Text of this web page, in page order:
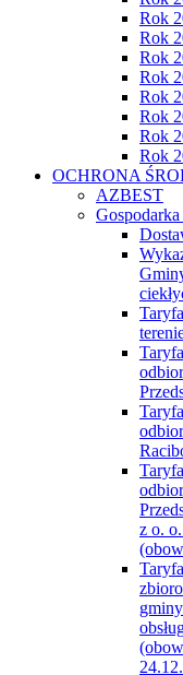
Rok
Rok
Rok
Rok
Rok
Rok
Rok
Rok
OCHRONA
AZBEST
z o.